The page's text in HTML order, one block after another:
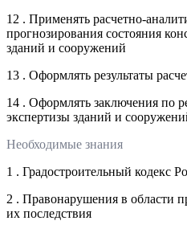
12 . Применять расчетно-
прогнозирования состояния
зданий и сооружений
13 . Оформлять результаты
14 . Оформлять заключения по
экспертизы зданий и
Необходимые знания
1 . Градостроительный кодекс
2 . Правонарушения в области
их последствия